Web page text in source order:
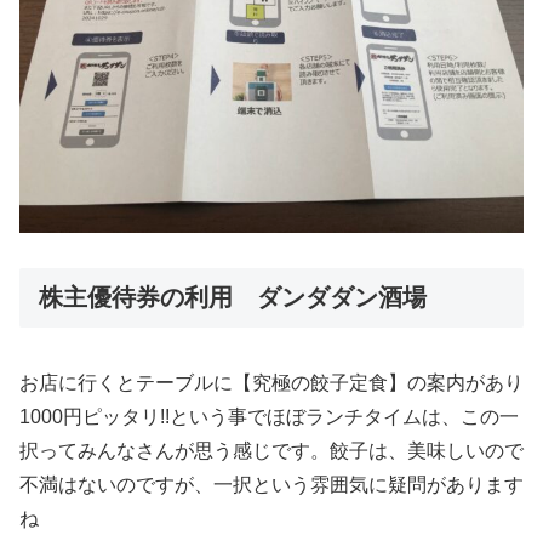
株主優待券の利用 ダンダダン酒場
お店に行くとテーブルに【究極の餃子定食】の案内があり
1000円ピッタリ!!という事でほぼランチタイムは、この一
択ってみんなさんが思う感じです。餃子は、美味しいので
不満はないのですが、一択という雰囲気に疑問があります
ね